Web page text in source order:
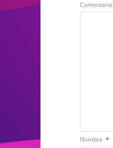
Comentario
Nombre *